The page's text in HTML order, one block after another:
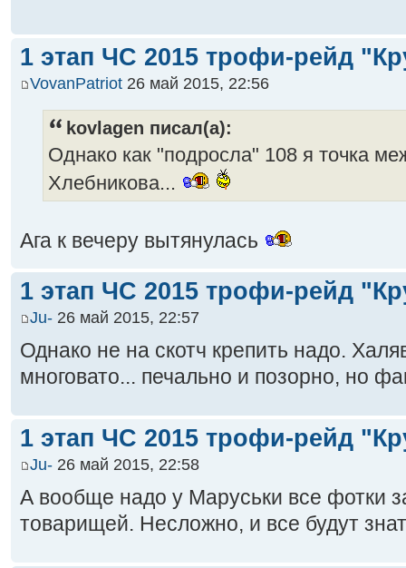
1 этап ЧС 2015 трофи-рейд
VovanPatriot 26 май 2015, 22:56
kovlagen писал(а):
Однако как "подросла" 108 я точка
Хлебникова...
Ага к вечеру вытянулась
1 этап ЧС 2015 трофи-рейд
Ju- 26 май 2015, 22:57
Однако не на скотч крепить надо.
многовато... печально и позорно, но
1 этап ЧС 2015 трофи-рейд
Ju- 26 май 2015, 22:58
А вообще надо у Маруськи все фотки
товарищей. Несложно, и все будут